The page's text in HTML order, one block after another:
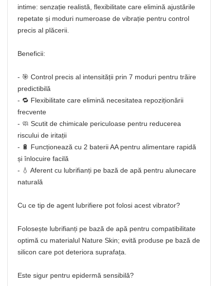
intime: senzație realistă, flexibilitate care elimină ajustările
repetate și moduri numeroase de vibrație pentru control
precis al plăcerii.
Beneficii:
- 🎯 Control precis al intensității prin 7 moduri pentru trăire
predictibilă
- 🔁 Flexibilitate care elimină necesitatea repoziționării
frecvente
- 🧼 Scutit de chimicale periculoase pentru reducerea
riscului de iritații
- 🔋 Funcționează cu 2 baterii AA pentru alimentare rapidă
și înlocuire facilă
- 💧 Aferent cu lubrifianți pe bază de apă pentru alunecare
naturală
Cu ce tip de agent lubrifiere pot folosi acest vibrator?
Folosește lubrifianți pe bază de apă pentru compatibilitate
optimă cu materialul Nature Skin; evită produse pe bază de
silicon care pot deteriora suprafața.
Este sigur pentru epidermă sensibilă?